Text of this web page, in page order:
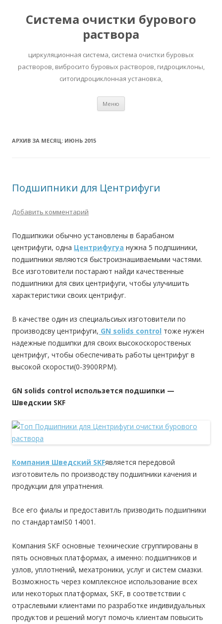
Система очистки бурового
раствора
циркуляционная система, система очистки буровых
растворов, вибросито буровых растворов, гидроциклоны,
ситогидроциклонная установка,
Меню
АРХИВ ЗА МЕСЯЦ: ИЮНЬ 2015
Подшипники для Центрифуги
Добавить комментарий
Подшипкики обычно установлены в барабаном
центрифуги, одна Центрифугуа нужна 5 подпшиники,
подшипники являются быстроизнашиваемыми частями.
Все изготовители постарают найди качественные
подшипники для свих центрифуги, чтобы улучишить
характеристики своих центрифуг.
В качестве один из специальсиых изготовители по
производсву центрифуги, GN solids control тоже нужен
надежные подшипки для своих высокоскороственых
центрифуг, чтобы обеспечивать работы центрифуг в
высокой скорости(0-3900RPM).
GN solids control использется подшипки —
Шведскии SKF
Компания Шведский SKFявляется передовой
изготовитель по производству подшипники качения и
продукции для упратнения.
Все его фиалы и предоставитль призводить подшипники
по стандартамIS0 14001.
Компания SKF основные технические сгруппированы в
пять основных платформах, а именно: подшипников и
узлов, уплотнений, мехатроники, услуг и систем смазки.
Возможность через комплексное использование всех
или некоторых платформах, SKF, в соответствии с
отраслевыми клиентами по разработке индивидуальных
продуктов и решений могут помочь клиентам повысить